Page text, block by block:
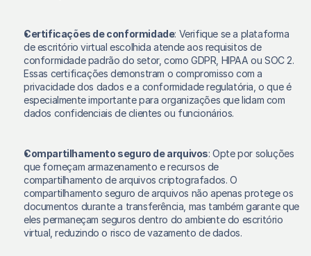
Certificações de conformidade: Verifique se a plataforma
de escritório virtual escolhida atende aos requisitos de
conformidade padrão do setor, como GDPR, HIPAA ou SOC 2.
Essas certificações demonstram o compromisso com a
privacidade dos dados e a conformidade regulatória, o que é
especialmente importante para organizações que lidam com
dados confidenciais de clientes ou funcionários.
Compartilhamento seguro de arquivos: Opte por soluções
que forneçam armazenamento e recursos de
compartilhamento de arquivos criptografados. O
compartilhamento seguro de arquivos não apenas protege os
documentos durante a transferência, mas também garante que
eles permaneçam seguros dentro do ambiente do escritório
virtual, reduzindo o risco de vazamento de dados.